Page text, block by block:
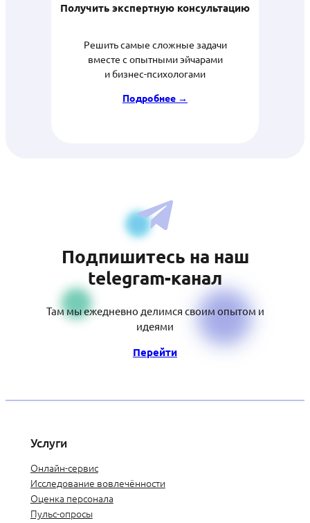
Получить экспертную консультацию
Решить самые сложные задачи
вместе с опытными эйчарами
и бизнес-психологами
Подробнее →
Подпишитесь на наш
telegram-канал
Там мы ежедневно делимся своим опытом и
идеями
Перейти
Услуги
Онлайн-сервис
Исследование вовлечённости
Оценка персонала
Пульс-опросы